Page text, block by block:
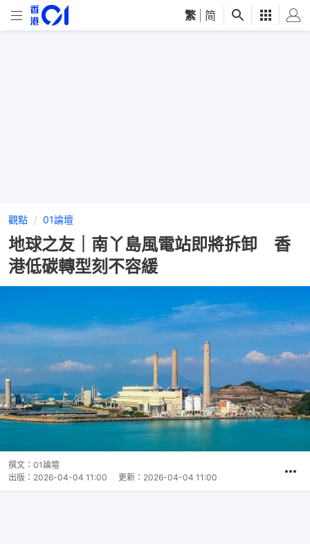
繁 简
觀點 01論壇
地球之友｜南丫島風電站即將拆卸 香
港低碳轉型刻不容緩
撰文： 01論壇
出版： 2026-04-04 11:00 更新： 2026-04-04 11:00